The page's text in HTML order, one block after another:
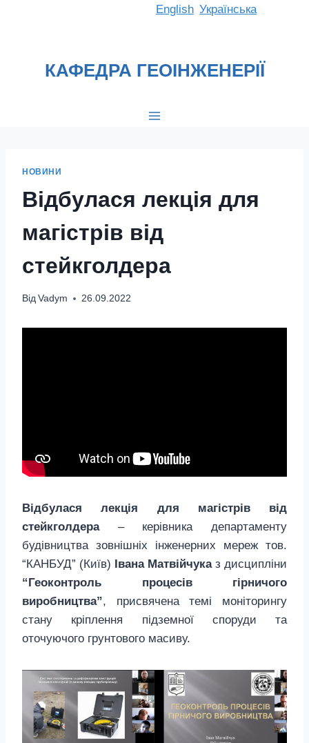
English Українська
КАФЕДРА ГЕОІНЖЕНЕРІЇ
НОВИНИ
Відбулася лекція для
магістрів від
стейкголдера
Від Vadym 26.09.2022
Відбулася лекція для магістрів від
стейкголдера– керівника департаменту
будівництва зовнішніх інженерних мереж тов.
“КАНБУД” (Київ)
Івана Матвійчуказ дисципліни
“Геоконтроль процесів гірничого
виробництва”, присвячена темі моніторингу
стану кріплення підземної споруди та
оточуючого грунтового масиву.